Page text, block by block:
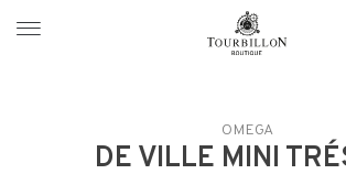
https://www.tourbillon.com/
OMEGA
DE VILLE MINI